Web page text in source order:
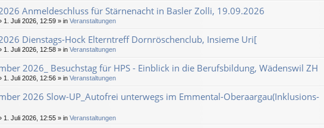
Anmeldeschluss für Stärnenacht in Basler Zolli, 19.09.2026
1. Juli 2026, 12:59 » in Veranstaltungen
Dienstags-Hock Elterntreff Dornröschenclub, Insieme Uri[
1. Juli 2026, 12:58 » in Veranstaltungen
2026_ Besuchstag für HPS - Einblick in die Berufsbildung, Wädenswil ZH
1. Juli 2026, 12:56 » in Veranstaltungen
2026 Slow-UP_Autofrei unterwegs im Emmental-Oberaargau(Inklusions-
1. Juli 2026, 12:55 » in Veranstaltungen